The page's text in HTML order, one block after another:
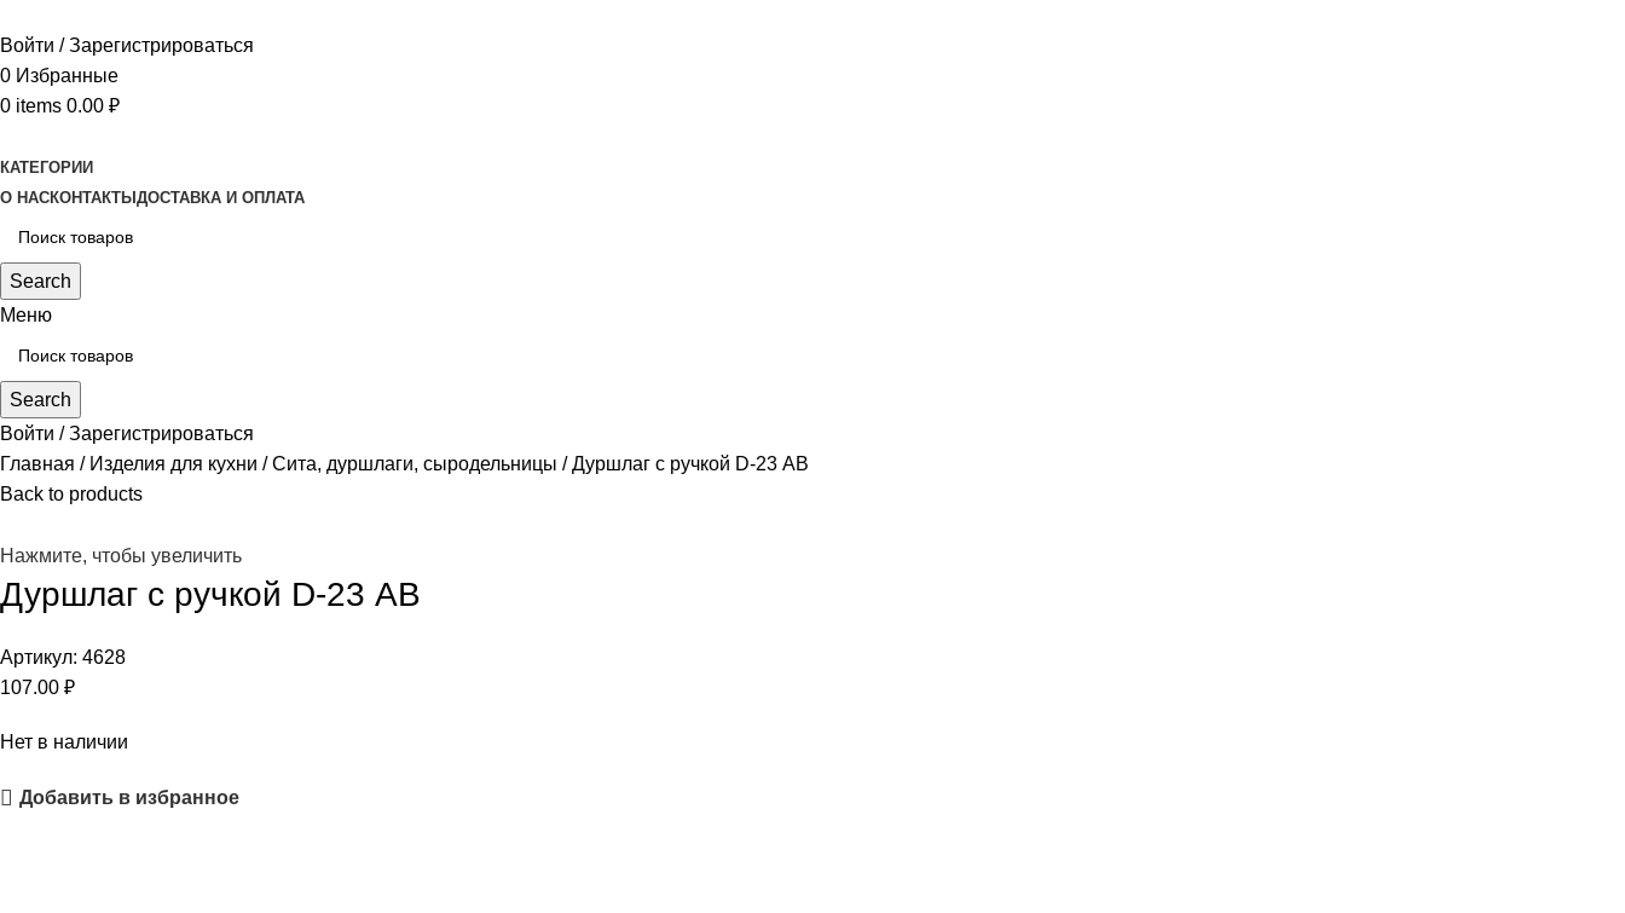
Войти / Зарегистрироваться
0 Избранные
0 items 0.00 ₽
КАТЕГОРИИ
О НАСКОНТАКТЫ ДОСТАВКА И ОПЛАТА
Search
Меню
Search
Войти / Зарегистрироваться
Главная
Изделия для кухни Сита, дуршлаги, сыродельницы
Дуршлаг с ручкой D-23 АВ
Back to products
Нажмите, чтобы увеличить
Дуршлаг с ручкой D-23 АВ
Артикул: 4628
107.00 ₽
Нет в наличии
Добавить в избранное